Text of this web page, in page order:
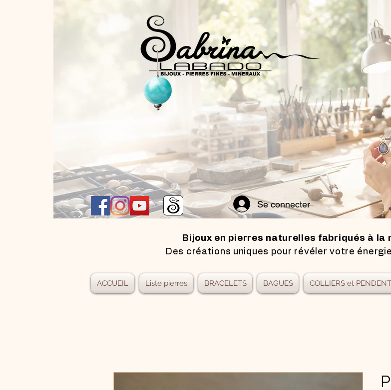
Se connecter
Bijoux en pierres naturelles fabriqués à la
Des créations uniques pour révéler votre
ACCUEIL Liste pierres BRACELETS BAGUES COLLIERS et